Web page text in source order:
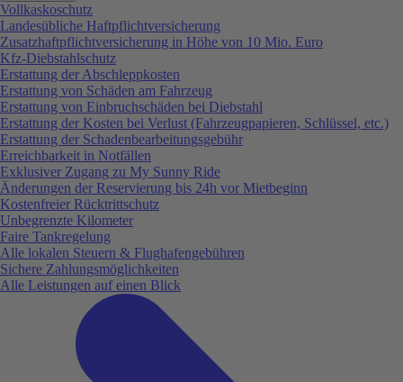
Vollkaskoschutz
Landesübliche Haftpflichtversicherung
Zusatzhaftpflichtversicherung in Höhe von 10 Mio. Euro
Kfz-Diebstahlschutz
Erstattung der Abschleppkosten
Erstattung von Schäden am Fahrzeug
Erstattung von Einbruchschäden bei Diebstahl
Erstattung der Kosten bei Verlust (Fahrzeugpapieren, Schlüssel, etc.)
Erstattung der Schadenbearbeitungsgebühr
Erreichbarkeit in Notfällen
Exklusiver Zugang zu My Sunny Ride
Änderungen der Reservierung bis 24h vor Mietbeginn
Kostenfreier Rücktrittschutz
Unbegrenzte Kilometer
Faire Tankregelung
Alle lokalen Steuern & Flughafengebühren
Sichere Zahlungsmöglichkeiten
Alle Leistungen auf einen Blick